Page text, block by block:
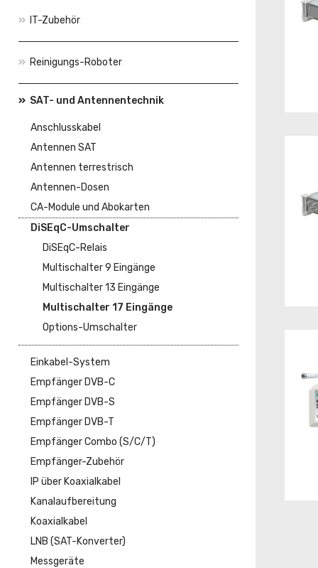
IT-Zubehör
Reinigungs-Roboter
SAT- und Antennentechnik
Anschlusskabel
Antennen SAT
Antennen terrestrisch
Antennen-Dosen
CA-Module und Abokarten
DiSEqC-Umschalter
DiSEqC-Relais
Multischalter 9 Eingänge
Multischalter 13 Eingänge
Multischalter 17 Eingänge
Options-Umschalter
Einkabel-System
Empfänger DVB-C
Empfänger DVB-S
Empfänger DVB-T
Empfänger Combo (S/C/T)
Empfänger-Zubehör
IP über Koaxialkabel
Kanalaufbereitung
Koaxialkabel
LNB (SAT-Konverter)
Messgeräte